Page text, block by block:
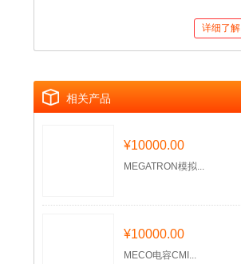
详细了解
相关产品
¥10000.00
MEGATRON模拟...
¥10000.00
MECO电容CMI...